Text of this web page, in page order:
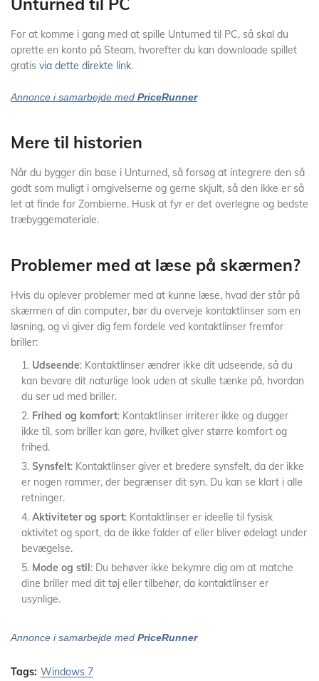
For at komme i gang med at spille Unturned til PC, så skal du
oprette en konto på Steam, hvorefter du kan downloade spillet
gratis via dette direkte link.
Annonce i samarbejde med PriceRunner
Mere til historien
Når du bygger din base i Unturned, så forsøg at integrere den så
godt som muligt i omgivelserne og gerne skjult, så den ikke er så
let at finde for Zombierne. Husk at fyr er det overlegne og bedste
træbyggemateriale.
Problemer med at læse på skærmen?
Hvis du oplever problemer med at kunne læse, hvad der står på
skærmen af din computer, bør du overveje kontaktlinser som en
løsning, og vi giver dig fem fordele ved kontaktlinser fremfor
briller:
Udseende: Kontaktlinser ændrer ikke dit udseende, så du
kan bevare dit naturlige look uden at skulle tænke på, hvordan
du ser ud med briller.
Frihed og komfort: Kontaktlinser irriterer ikke og dugger
ikke til, som briller kan gøre, hvilket giver større komfort og
frihed.
Synsfelt: Kontaktlinser giver et bredere synsfelt, da der ikke
er nogen rammer, der begrænser dit syn. Du kan se klart i alle
retninger.
Aktiviteter og sport: Kontaktlinser er ideelle til fysisk
aktivitet og sport, da de ikke falder af eller bliver ødelagt under
bevægelse.
Mode og stil: Du behøver ikke bekymre dig om at matche
dine briller med dit tøj eller tilbehør, da kontaktlinser er
usynlige.
Annonce i samarbejde med PriceRunner
Tags: Windows 7